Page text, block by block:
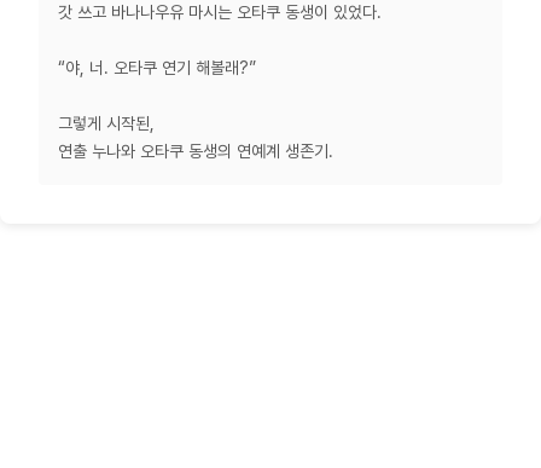
갓 쓰고 바나나우유 마시는 오타쿠 동생이 있었다.
“야, 너. 오타쿠 연기 해볼래?”
그렇게 시작된,
연출 누나와 오타쿠 동생의 연예계 생존기.